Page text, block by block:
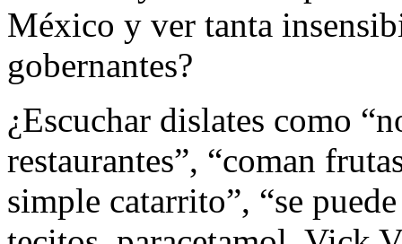
México y ver tanta
gobernantes?
¿Escuchar dislates como
restaurantes”, “coman
simple catarrito”, “se